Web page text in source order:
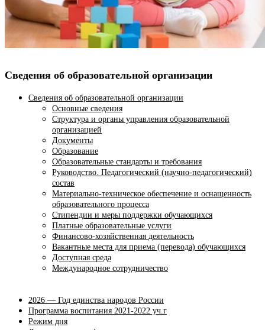
Сведения об образовательной организации
Сведения об образовательной организации
Основные сведения
Структура и органы управления образовательной
организацией
Документы
Образование
Образовательные стандарты и требования
Руководство. Педагогический (научно-педагогический)
состав
Материально-техническое обеспечение и оснащенность
образовательного процесса
Стипендии и меры поддержки обучающихся
Платные образовательные услуги
Финансово-хозяйственная деятельность
Вакантные места для приема (перевода) обучающихся
Доступная среда
Международное сотрудничество
2026 — Год единства народов России
Программа воспитания 2021-2022 уч.г
Режим дня